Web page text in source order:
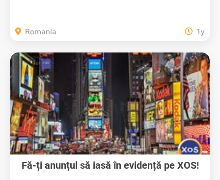
Romania 1y
Fă-ți anunțul să iasă în evidență pe XOS!